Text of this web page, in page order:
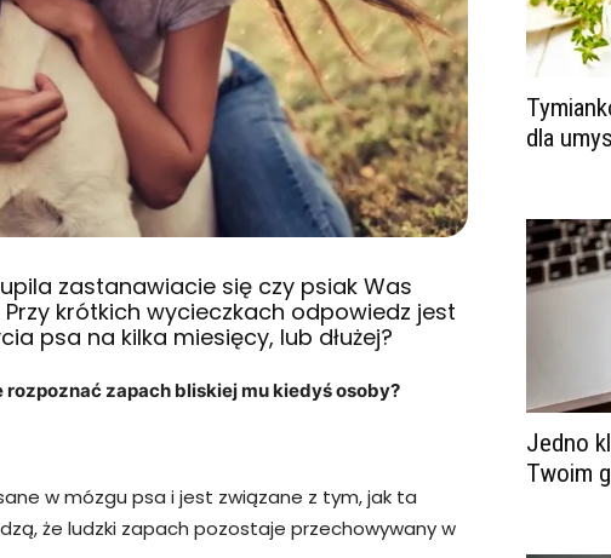
zastanawiacie się czy psiak Was
krótkich wycieczkach odpowiedz jest
psa na kilka miesięcy, lub dłużej?
zapach bliskiej mu kiedyś osoby?
w mózgu psa i jest związane z tym, jak ta
że ludzki zapach pozostaje przechowywany w
dla
Jedno
Twoim